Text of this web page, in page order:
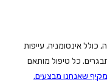
כולל אינסומניה, עייפות
כל טיפול מותאם
שאנחנו מבצעים.